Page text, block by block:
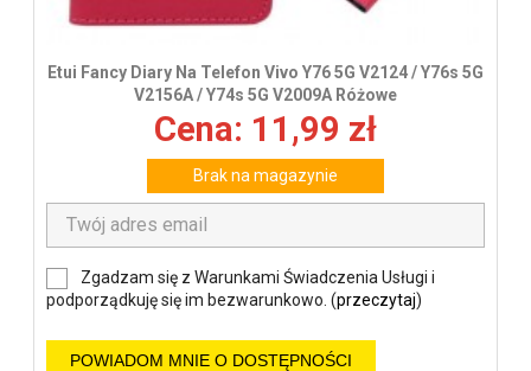
Etui Fancy Diary Na Telefon Vivo Y76 5G V2124 / Y76s 5G
V2156A / Y74s 5G V2009A Różowe
Cena: 11,99 zł
Brak na magazynie
Zgadzam się z Warunkami Świadczenia Usługi i
podporządkuję się im bezwarunkowo. (przeczytaj)
POWIADOM MNIE O DOSTĘPNOŚCI